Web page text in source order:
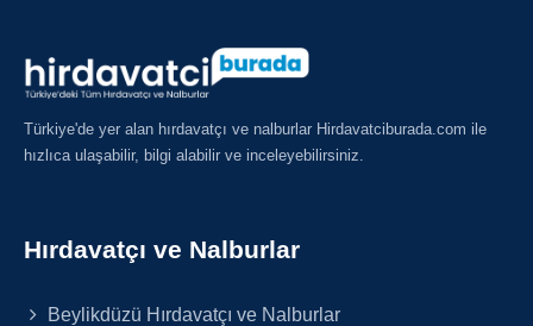
Türkiye'de yer alan hırdavatçı ve nalburlar Hirdavatciburada.com ile
hızlıca ulaşabilir, bilgi alabilir ve inceleyebilirsiniz.
Hırdavatçı ve Nalburlar
Beylikdüzü Hırdavatçı ve Nalburlar